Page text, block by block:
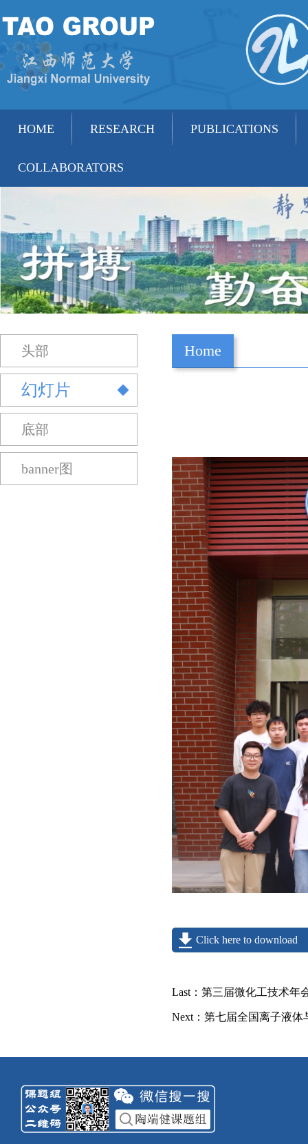
HOME RESEARCH PUBLICATIONS
COLLABORATORS
头部
幻灯片
底部
banner图
Home
Click here to download
Last： 第三届微化工技术年
Next： 第七届全国离子液体